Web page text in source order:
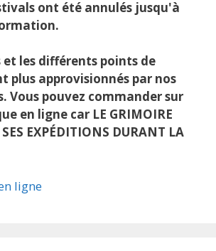
ont été annulés jusqu'à
et les différents points de
plus approvisionnés par nos
Vous pouvez commander sur
en ligne car LE GRIMOIRE
EXPÉDITIONS DURANT LA
ligne